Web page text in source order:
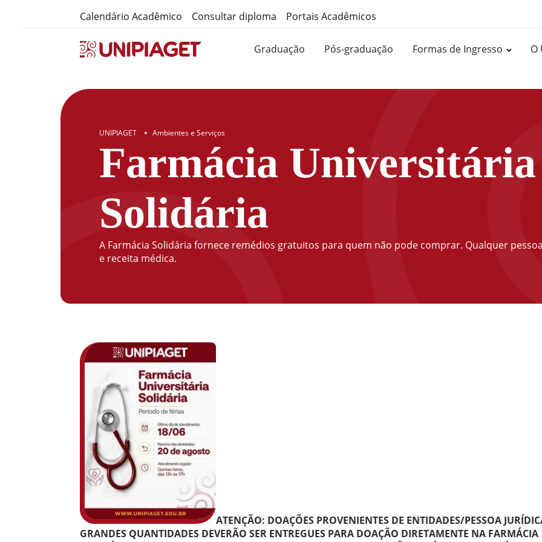
Calendário Acadêmico Consultar diploma Portais Acadêmicos
Graduação Pós-graduação Formas de Ingresso O
UNIPIAGET ● Ambientes e Serviços
Farmácia Universitária
Solidária
A Farmácia Solidária fornece remédios gratuitos para quem não pode comprar. Qualquer
e receita médica.
ATENÇÃO: DOAÇÕES PROVENIENTES DE ENTIDADES/PESSOA
GRANDES QUANTIDADES DEVERÃO SER ENTREGUES PARA DOAÇÃO DIRETAMENTE NA FARMÁCIA